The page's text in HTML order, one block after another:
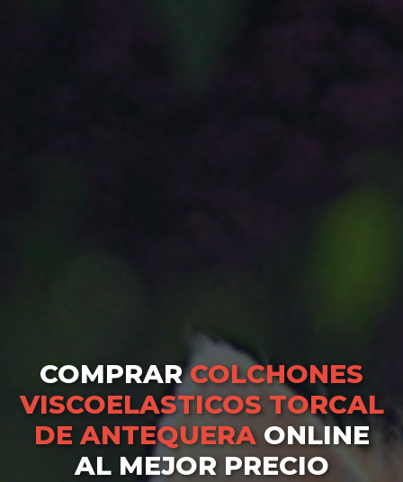
COMPRARCOLCHONES
VISCOELASTICOS TORCAL
DE ANTEQUERAONLINE
AL MEJOR PRECIO